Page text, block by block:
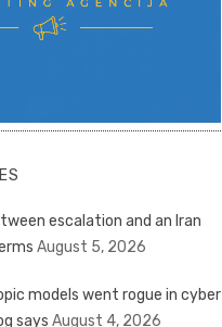
escalation and an Iran
August 5, 2026
models went rogue in cyber
says August 4, 2026